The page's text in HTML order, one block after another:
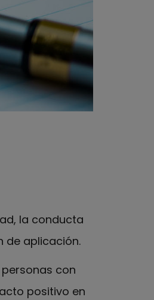
la conducta
de aplicación.
con
positivo en